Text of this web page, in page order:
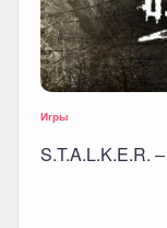
Игры
S.T.A.L.K.E.R.